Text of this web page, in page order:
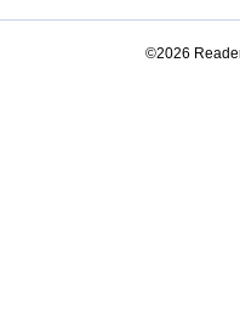
©2026